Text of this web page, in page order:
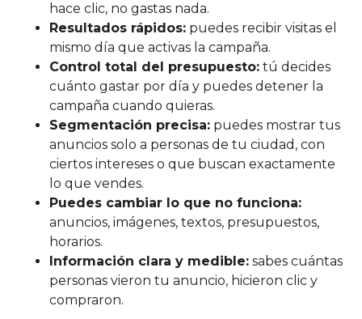
hace clic, no gastas nada.
Resultados rápidos: puedes recibir visitas el
mismo día que activas la campaña.
Control total del presupuesto: tú decides
cuánto gastar por día y puedes detener la
campaña cuando quieras.
Segmentación precisa: puedes mostrar tus
anuncios solo a personas de tu ciudad, con
ciertos intereses o que buscan exactamente
lo que vendes.
Puedes cambiar lo que no funciona:
anuncios, imágenes, textos, presupuestos,
horarios.
Información clara y medible: sabes cuántas
personas vieron tu anuncio, hicieron clic y
compraron.